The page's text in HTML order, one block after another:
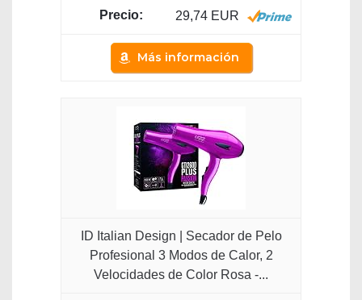
29,74 EUR
Más información
ID Italian Design | Secador de Pelo
Profesional 3 Modos de Calor, 2
Velocidades de Color Rosa -...